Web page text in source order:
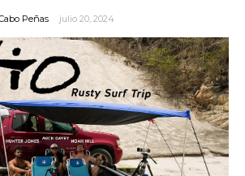
Peñas julio 20, 2024